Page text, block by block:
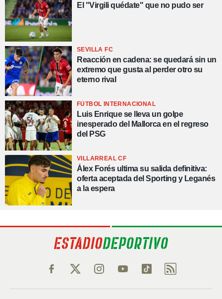
El "Virgili quédate" que no pudo ser
SEVILLA FC
Reacción en cadena: se quedará sin un
extremo que gusta al perder otro su
eterno rival
FÚTBOL INTERNACIONAL
Luis Enrique se lleva un golpe
inesperado del Mallorca en el regreso
del PSG
VILLARREAL CF
Álex Forés ultima su salida definitiva:
oferta aceptada del Sporting y Leganés
a la espera